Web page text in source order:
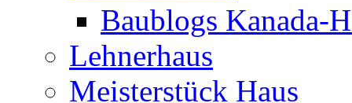
Baublogs Kanada-
Lehnerhaus
Meisterstück Haus